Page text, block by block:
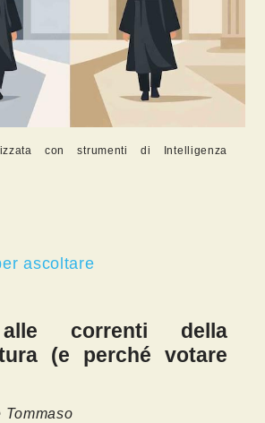
con strumenti di Intelligenza
ascoltare
correnti della
(e perché votare